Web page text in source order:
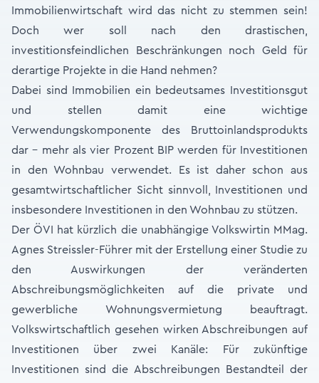
Immobilienwirtschaft wird das nicht zu stemmen sein!
Doch wer soll nach den drastischen,
investitionsfeindlichen Beschränkungen noch Geld für
derartige Projekte in die Hand nehmen?
Dabei sind Immobilien ein bedeutsames Investitionsgut
und stellen damit eine wichtige
Verwendungskomponente des Bruttoinlandsprodukts
dar - mehr als vier Prozent BIP werden für Investitionen
in den Wohnbau verwendet. Es ist daher schon aus
gesamtwirtschaftlicher Sicht sinnvoll, Investitionen und
insbesondere Investitionen in den Wohnbau zu stützen.
Der ÖVI hat kürzlich die unabhängige Volkswirtin MMag.
Agnes Streissler-Führer mit der Erstellung einer Studie zu
den Auswirkungen der veränderten
Abschreibungsmöglichkeiten auf die private und
gewerbliche Wohnungsvermietung beauftragt.
Volkswirtschaftlich gesehen wirken Abschreibungen auf
Investitionen über zwei Kanäle: Für zukünftige
Investitionen sind die Abschreibungen Bestandteil der